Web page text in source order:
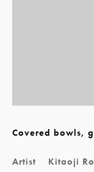
Covered bowls,
Artist
Kitaoji